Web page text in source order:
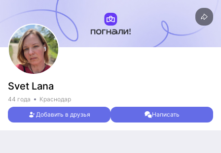
Svet Lana
44 года Краснодар
Добавить в друзья Написать